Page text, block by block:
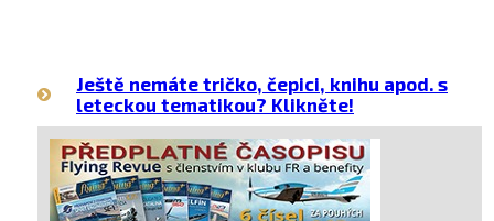
Ještě nemáte tričko, čepici, knihu apod. s
leteckou tematikou? Klikněte!